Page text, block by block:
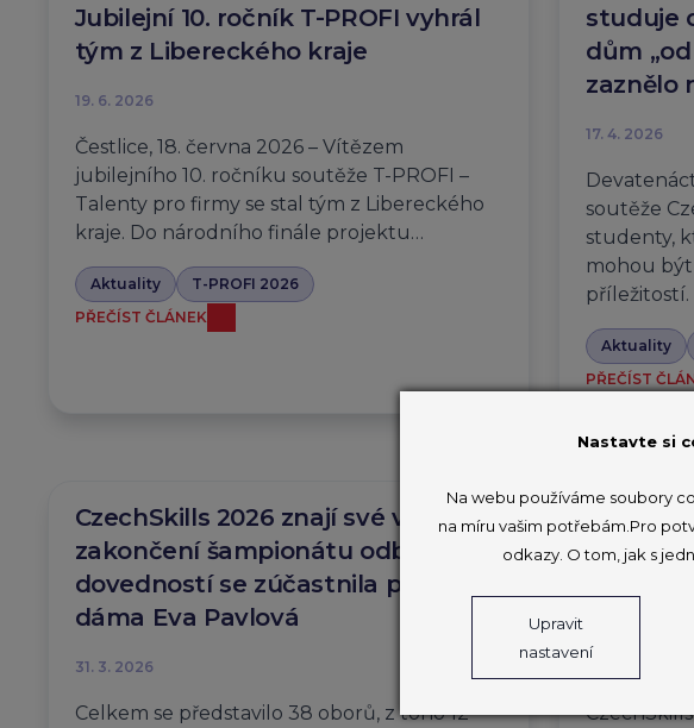
Jubilejní 10. ročník T-PROFI vyhrál
tým z Libereckého kraje
19. 6. 2026
Čestlice, 18. června 2026 – Vítězem
jubilejního 10. ročníku soutěže T-PROFI –
Talenty pro firmy se stal tým z Libereckého
kraje. Do národního finále projektu…
Aktuality
T-PROFI 2026
PŘEČÍST ČLÁNEK
studuje
dům
zaznělo
17. 4. 2026
soutěže
studenty,
mohou
příležitostí.
Aktuality
PŘEČÍST
CzechSkills 2026 znají své vítěze,
zakončení šampionátu odborných
dovedností se zúčastnila první
dáma Eva Pavlová
31. 3. 2026
Celkem se představilo 38 oborů, z toho 12
V Brně
Nastavte si
Na webu používáme soubory
na míru vašim potřebám.Pro
odkazy. O tom, jak s
Upravit
nastavení